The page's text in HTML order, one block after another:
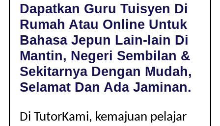
DI
MANTIN,
NEGERI
SEMBILAN
LAIN-
LAIN
Dapatkan Guru Tuisyen Di
Rumah Atau Online Untuk
Bahasa Jepun Lain-lain Di
Mantin, Negeri Sembilan &
Sekitarnya Dengan Mudah,
Selamat Dan Ada Jaminan.
Di TutorKami, kemajuan pelajar